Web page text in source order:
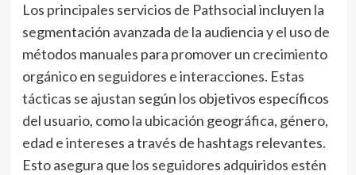
Los principales servicios de Pathsocial incluyen la
segmentación avanzada de la audiencia y el uso de
métodos manuales para promover un crecimiento
orgánico en seguidores e interacciones. Estas
tácticas se ajustan según los objetivos específicos
del usuario, como la ubicación geográfica, género,
edad e intereses a través de hashtags relevantes.
Esto asegura que los seguidores adquiridos estén